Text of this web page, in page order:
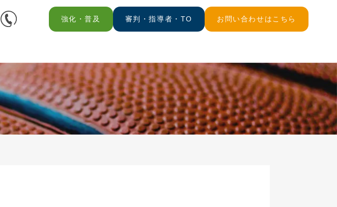
強化・普及 審判・指導者・TO お問い合わせはこちら